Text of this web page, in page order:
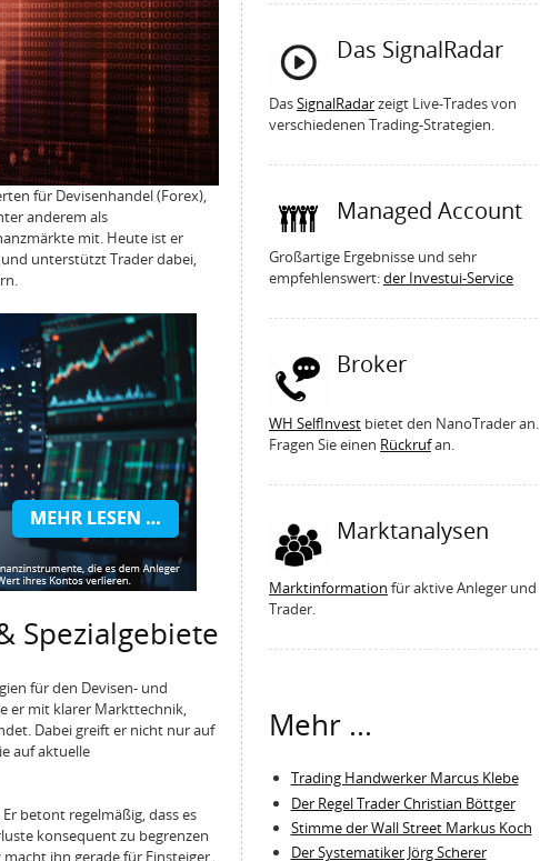
für Devisenhandel (Forex),
anderem als
mit. Heute ist er
unterstützt Trader dabei,
Spezialgebiete
für den Devisen- und
er mit klarer Markttechnik,
Dabei greift er nicht nur auf
auf aktuelle
betont regelmäßig, dass es
konsequent zu begrenzen
ihn gerade für Einsteiger,
Das SignalRadar
DasSignalRadarzeigt Live-Trades von
verschiedenen Trading-Strategien.
Managed Account
Großartige Ergebnisse und sehr
empfehlenswert:der Investui-Service
Broker
WH SelfInvest bietet den NanoTrader an.
Fragen Sie einen Rückrufan.
Marktanalysen
Marktinformation für aktive Anleger und
Trader.
Mehr ...
Trading Handwerker Marcus Klebe
Der Regel Trader Christian Böttger
Stimme der Wall Street Markus Koch
Der Systematiker Jörg Scherer